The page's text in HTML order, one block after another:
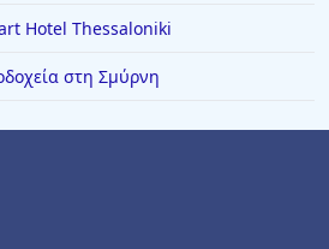
Hotel Thessaloniki
στη Σμύρνη